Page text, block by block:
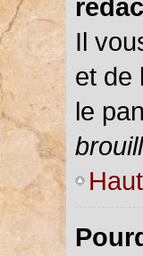
Il
et de
le
Haut